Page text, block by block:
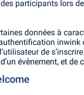
participants lors
données à
inwink
de
évènement, et de
à l’organisation